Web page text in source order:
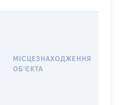
МІСЦЕЗНАХОДЖЕННЯ
ОБʼЄКТА